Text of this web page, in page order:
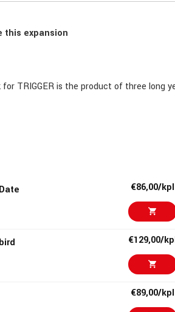
this expansion
TRIGGER is the product of three long
toms to your Trigger Drum Library
€86,00/kpl
€129,00/
€89,00/kpl